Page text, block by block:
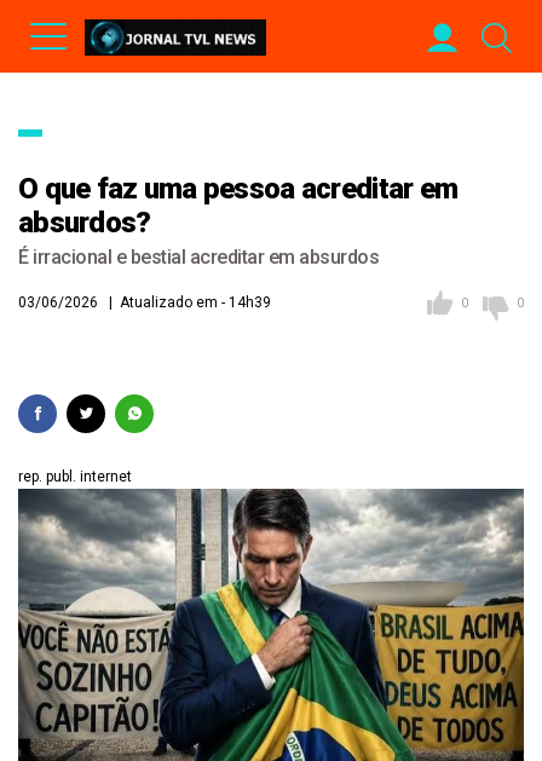
O que faz uma pessoa acreditar em
absurdos?
É irracional e bestial acreditar em absurdos
03/06/2026 | Atualizado em - 14h39 0 0
rep. publ. internet